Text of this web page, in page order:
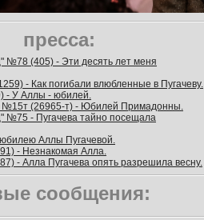
пресса:
№78 (405) - Эти десять лет меня
- Как погибали влюбленные в Пугачеву.
- У Аллы - юбилей.
№15т (26965-т) - Юбилей Примадонны.
№75 - Пугачева тайно посещала
Аллы Пугачевой.
- Незнакомая Алла.
- Алла Пугачева опять разрешила весну.
сообщения: